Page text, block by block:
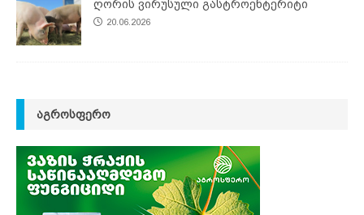
ღორის ვირუსული გასტროენტერიტი
20.06.2026
ᲐᲒᲠᲝᲡᲤᲔᲠᲝ